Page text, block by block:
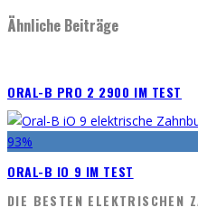
Ähnliche Beiträge
ORAL-B PRO 2 2900 IM TEST
93%
ORAL-B IO 9 IM TEST
DIE BESTEN ELEKTRISCHEN